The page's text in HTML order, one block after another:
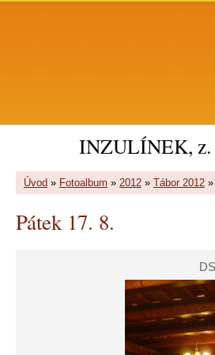
INZULÍNEK, z.
Úvod » Fotoalbum » 2012 » Tábor 2012
Pátek 17. 8.